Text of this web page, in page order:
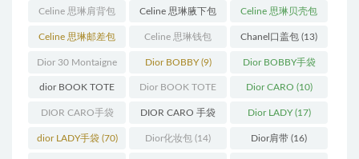
(250) (55) (11)
Celine 思琳肩背包
(12)
Celine 思琳腋下包
(10)
Celine 思琳贝壳包
(12)
Celine 思琳邮差包
(13)
Celine 思琳钱包
(10)
Chanel口盖包 (13)
Dior 30 Montaigne
蒙田(31)
Dior BOBBY(9) Dior BOBBY手袋
(26)
dior BOOK TOTE
(12)
Dior BOOK TOTE
手袋(163)
Dior CARO (10)
DIOR CARO手袋
(11)
DIOR CARO 手袋
(31)
Dior LADY(17)
dior LADY手袋(70) Dior化妆包 (14) Dior肩带 (16)